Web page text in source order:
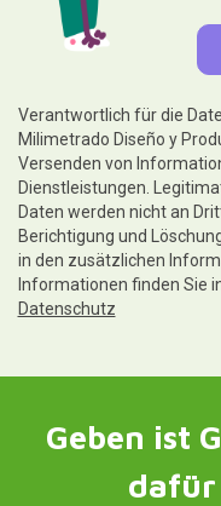
Verantwortlich für die
Milimetrado Diseño y
Versenden von
Dienstleistungen.
Daten werden nicht an
Berichtigung und
in den zusätzlichen
Informationen finden Sie
Datenschutz
Geben ist
dafür